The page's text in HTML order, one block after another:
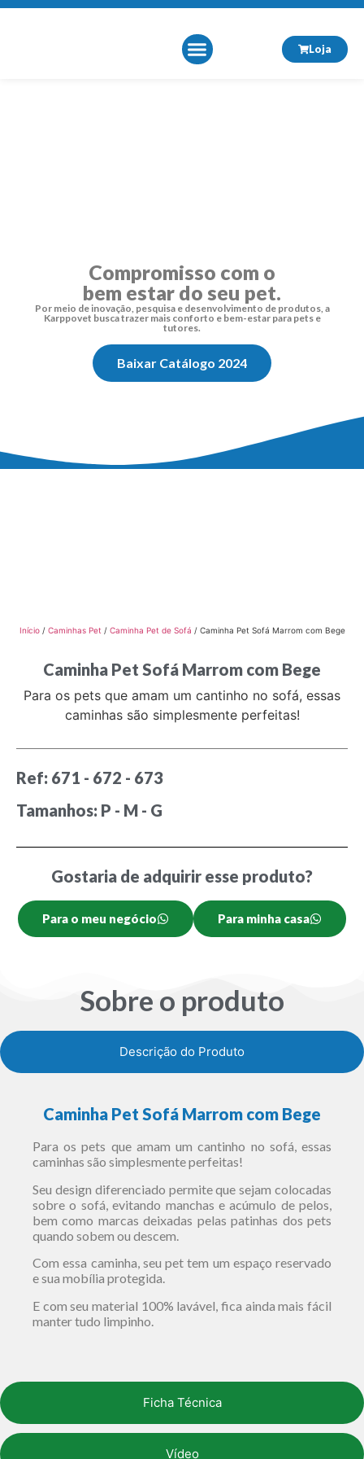
Loja
Compromisso com o
bem estar do seu pet.
Por meio de inovação, pesquisa e desenvolvimento de produtos, a
Karppovet busca trazer mais conforto e bem-estar para pets e
tutores.
Baixar Catálogo 2024
Início/ Caminhas Pet / Caminha Pet de Sofá / Caminha Pet Sofá Marrom com Bege
Caminha Pet Sofá Marrom com Bege
Para os pets que amam um cantinho no sofá, essas
caminhas são simplesmente perfeitas!
Ref: 671 - 672 - 673
Tamanhos: P - M - G
Gostaria de adquirir esse produto?
Para o meu negócio Para minha casa
Sobre o produto
Descrição do Produto
Ficha Técnica
Vídeo
Caminha Pet Sofá Marrom com Bege
Para os pets que amam um cantinho no sofá, essas
caminhas são simplesmente perfeitas!
Seu design diferenciado permite que sejam colocadas
sobre o sofá, evitando manchas e acúmulo de pelos,
bem como marcas deixadas pelas patinhas dos pets
quando sobem ou descem.
Com essa caminha, seu pet tem um espaço reservado
e sua mobília protegida.
E com seu material 100% lavável, fica ainda mais fácil
manter tudo limpinho.